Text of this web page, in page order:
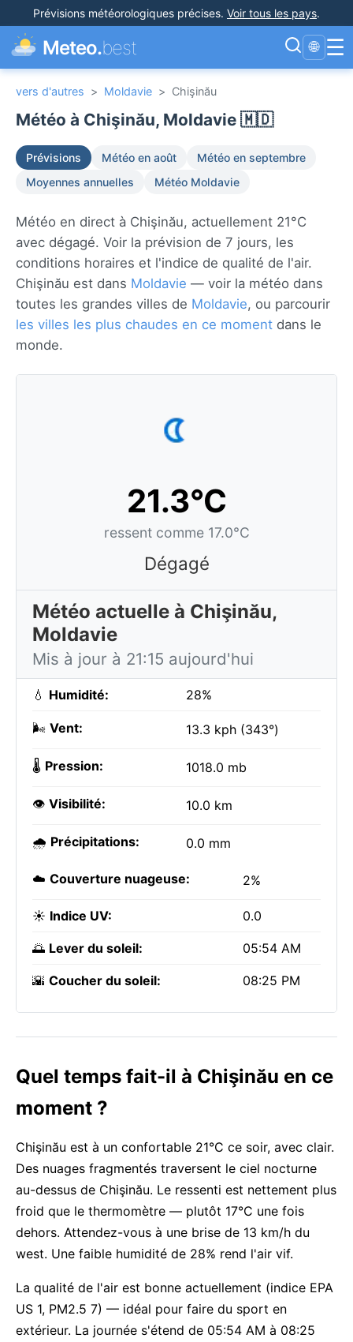
Prévisions météorologiques précises. Voir tous les pays.
Meteo.best 🌐 ☰
vers d'autres > Moldavie > Chişinău
Météo à Chişinău, Moldavie 🇲🇩
Prévisions Météo en août
Météo en septembre
Moyennes annuelles
Météo Moldavie
Météo en direct à Chişinău, actuellement 21°C
avec dégagé. Voir la prévision de 7 jours, les
conditions horaires et l'indice de qualité de l'air.
Chişinău est dans Moldavie — voir la météo dans
toutes les grandes villes de Moldavie, ou parcourir
les villes les plus chaudes en ce moment dans le
monde.
21.3°C
ressent comme 17.0°C
Dégagé
Météo actuelle à Chişinău,
Moldavie
Mis à jour à 21:15 aujourd'hui
💧 Humidité: 28%
🌬️ Vent: 13.3 kph (343°)
🌡️ Pression: 1018.0 mb
👁️ Visibilité: 10.0 km
🌧️ Précipitations: 0.0 mm
☁️ Couverture nuageuse: 2%
☀️ Indice UV: 0.0
🌅 Lever du soleil: 05:54 AM
🌇 Coucher du soleil: 08:25 PM
Quel temps fait-il à Chişinău en ce
moment ?
Chişinău est à un confortable 21°C ce soir, avec clair.
Des nuages fragmentés traversent le ciel nocturne
au-dessus de Chişinău. Le ressenti est nettement plus
froid que le thermomètre — plutôt 17°C une fois
dehors. Attendez-vous à une brise de 13 km/h du
west. Une faible humidité de 28% rend l'air vif.
La qualité de l'air est bonne actuellement (indice EPA
US 1, PM2.5 7) — idéal pour faire du sport en
extérieur. La journée s'étend de 05:54 AM à 08:25